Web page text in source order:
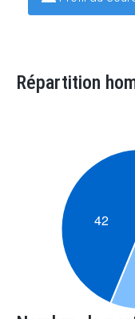
Répartition